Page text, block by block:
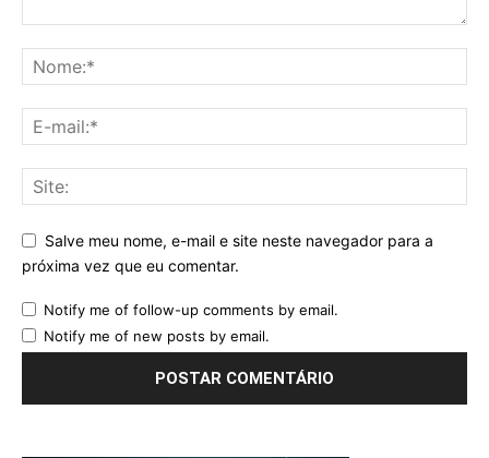
Salve meu nome, e-mail e site neste navegador para a
próxima vez que eu comentar.
Notify me of follow-up comments by email.
Notify me of new posts by email.